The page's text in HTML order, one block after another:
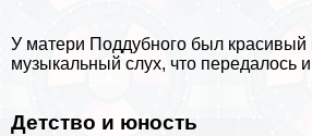
У матери Поддубного был красивый
музыкальный слух, что передалось
Детство и юность